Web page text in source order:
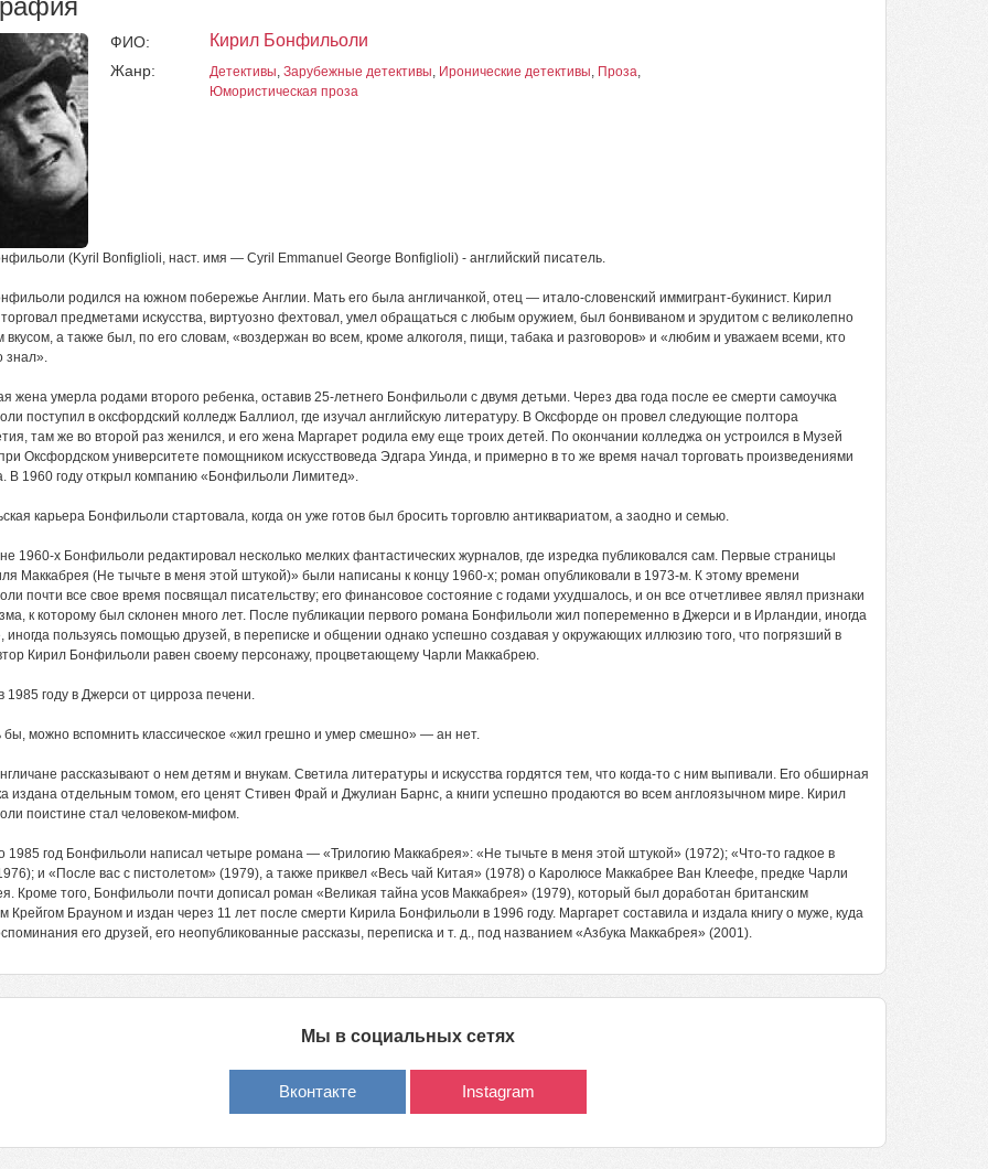
ФИО: Кирил Бонфильоли
Жанр: Детективы, Зарубежные детективы, Иронические детективы, Проза,
Юмористическая проза
(Kyril Bonfiglioli, наст. имя — Cyril Emmanuel George Bonfiglioli) - английский писатель.
родился на южном побережье Англии. Мать его была англичанкой, отец — итало-словенский иммигрант-букинист. Кирил
предметами искусства, виртуозно фехтовал, умел обращаться с любым оружием, был бонвиваном и эрудитом с великолепно
вкусом, а также был, по его словам, «воздержан во всем, кроме алкоголя, пищи, табака и разговоров» и «любим и уважаем всеми, кто
знал».
жена умерла родами второго ребенка, оставив 25-летнего Бонфильоли с двумя детьми. Через два года после ее смерти самоучка
поступил в оксфордский колледж Баллиол, где изучал английскую литературу. В Оксфорде он провел следующие полтора
там же во второй раз женился, и его жена Маргарет родила ему еще троих детей. По окончании колледжа он устроился в Музей
Оксфордском университете помощником искусствоведа Эдгара Уинда, и примерно в то же время начал торговать произведениями
В 1960 году открыл компанию «Бонфильоли Лимитед».
карьера Бонфильоли стартовала, когда он уже готов был бросить торговлю антиквариатом, а заодно и семью.
1960-х Бонфильоли редактировал несколько мелких фантастических журналов, где изредка публиковался сам. Первые страницы
Маккабрея (Не тычьте в меня этой штукой)» были написаны к концу 1960-х; роман опубликовали в 1973-м. К этому времени
почти все свое время посвящал писательству; его финансовое состояние с годами ухудшалось, и он все отчетливее являл признаки
к которому был склонен много лет. После публикации первого романа Бонфильоли жил попеременно в Джерси и в Ирландии, иногда
иногда пользуясь помощью друзей, в переписке и общении однако успешно создавая у окружающих иллюзию того, что погрязший в
Кирил Бонфильоли равен своему персонажу, процветающему Чарли Маккабрею.
1985 году в Джерси от цирроза печени.
бы, можно вспомнить классическое «жил грешно и умер смешно» — ан нет.
рассказывают о нем детям и внукам. Светила литературы и искусства гордятся тем, что когда-то с ним выпивали. Его обширная
издана отдельным томом, его ценят Стивен Фрай и Джулиан Барнс, а книги успешно продаются во всем англоязычном мире. Кирил
поистине стал человеком-мифом.
1985 год Бонфильоли написал четыре романа — «Трилогию Маккабрея»: «Не тычьте в меня этой штукой» (1972); «Что-то гадкое в
и «После вас с пистолетом» (1979), а также приквел «Весь чай Китая» (1978) о Каролюсе Маккабрее Ван Клеефе, предке Чарли
Кроме того, Бонфильоли почти дописал роман «Великая тайна усов Маккабрея» (1979), который был доработан британским
Крейгом Брауном и издан через 11 лет после смерти Кирила Бонфильоли в 1996 году. Маргарет составила и издала книгу о муже, куда
его друзей, его неопубликованные рассказы, переписка и т. д., под названием «Азбука Маккабрея» (2001).
Мы в социальных сетях
Вконтакте Instagram